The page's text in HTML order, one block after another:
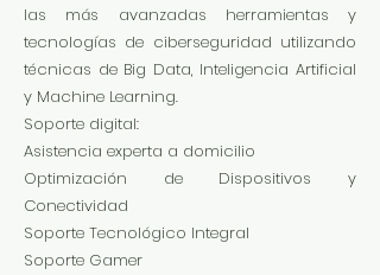
las más avanzadas herramientas y
tecnologías de ciberseguridad utilizando
técnicas de Big Data, Inteligencia Artificial
y Machine Learning.
Soporte digital:
Asistencia experta a domicilio
Optimización de Dispositivos y
Conectividad
Soporte Tecnológico Integral
Soporte Gamer